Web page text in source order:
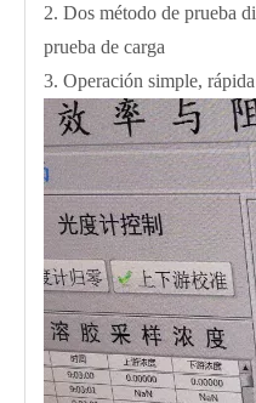
2. Dos método de prueba
prueba de carga
3. Operación simple,